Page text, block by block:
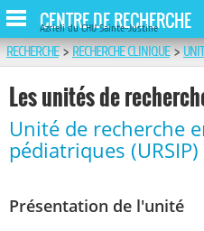
CENTRE DE RECHERCHE
Azrieli du CHU Sainte-Justine
RECHERCHE>RECHERCHE CLINIQUE>
Les unités de
Unité de recherche
pédiatriques (URSIP)
Présentation de l'unité